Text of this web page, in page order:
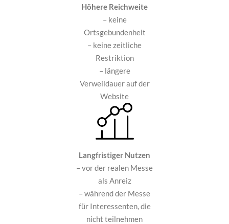
Höhere Reichweite
– keine
Ortsgebundenheit
– keine zeitliche
Restriktion
– längere
Verweildauer auf der
Website
Langfristiger Nutzen
– vor der realen Messe
als Anreiz
– während der Messe
für Interessenten, die
nicht teilnehmen